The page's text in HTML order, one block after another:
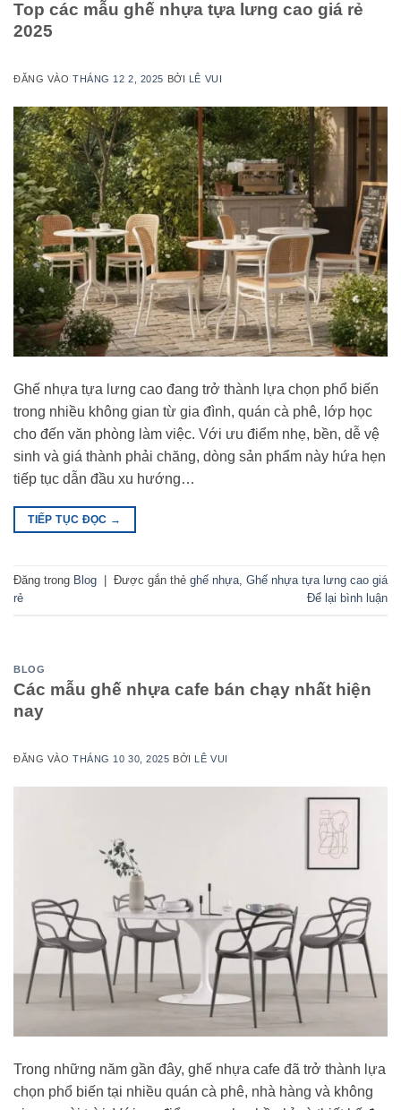
Top các mẫu ghế nhựa tựa lưng cao giá rẻ
2025
ĐĂNG VÀOTHÁNG 12 2, 2025 BỞI LÊ VUI
Ghế nhựa tựa lưng cao đang trở thành lựa chọn phổ biến
trong nhiều không gian từ gia đình, quán cà phê, lớp học
cho đến văn phòng làm việc. Với ưu điểm nhẹ, bền, dễ vệ
sinh và giá thành phải chăng, dòng sản phẩm này hứa hẹn
tiếp tục dẫn đầu xu hướng…
TIẾP TỤC ĐỌC →
Đăng trong Blog Được gắn thẻ ghế nhựa Ghế nhựa tựa lưng cao giá
rẻ
Để lại bình luận
BLOG
Các mẫu ghế nhựa cafe bán chạy nhất hiện
nay
ĐĂNG VÀOTHÁNG 10 30, 2025 BỞI LÊ VUI
Trong những năm gần đây, ghế nhựa cafe đã trở thành lựa
chọn phổ biến tại nhiều quán cà phê, nhà hàng và không